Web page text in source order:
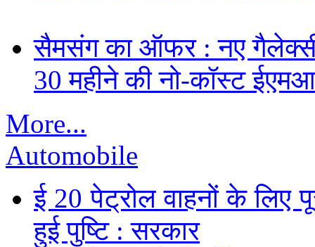
सैमसंग का ऑफर : नए
30 महीने की नो-कॉस्ट
More...
Automobile
ई 20 पेट्रोल वाहनों के लिए
हुई पुष्टि : सरकार